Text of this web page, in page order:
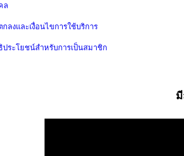
ล
ลงและเงื่อนไขการใช้บริการ
ประโยชน์สำหรับการเป็นสมาชิก